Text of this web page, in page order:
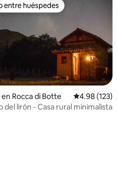
de 5, 523 reseñas
entre huéspedes
entre huéspedes
en Rocca di Botte Calificación
4.98 (123)
del lirón - Casa rural minimalista